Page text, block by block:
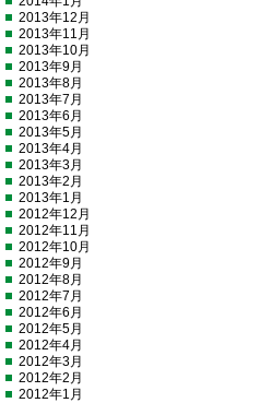
2013年12月
2013年11月
2013年10月
2013年9月
2013年8月
2013年7月
2013年6月
2013年5月
2013年4月
2013年3月
2013年2月
2013年1月
2012年12月
2012年11月
2012年10月
2012年9月
2012年8月
2012年7月
2012年6月
2012年5月
2012年4月
2012年3月
2012年2月
2012年1月